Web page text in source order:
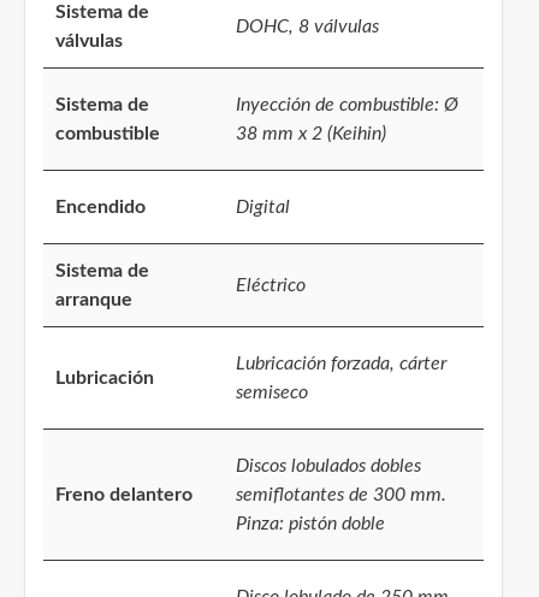
Sistema de
válvulas
DOHC, 8 válvulas
Sistema de
combustible
Inyección de combustible: Ø
38 mm x 2 (Keihin)
Encendido Digital
Sistema de
arranque
Eléctrico
Lubricación
Lubricación forzada, cárter
semiseco
Freno delantero
Discos lobulados dobles
semiflotantes de 300 mm.
Pinza: pistón doble